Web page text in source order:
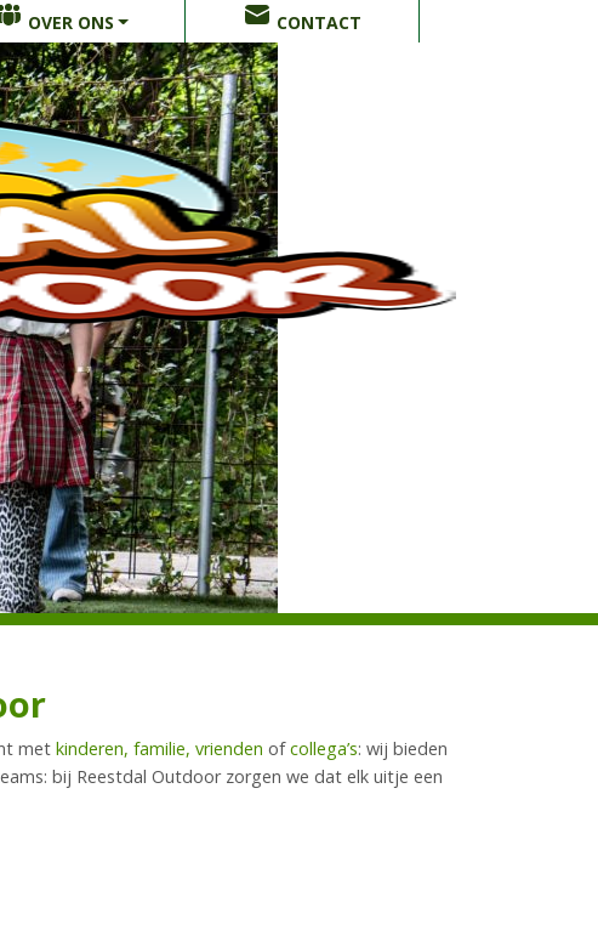
OVER ONS CONTACT
met kinderen, familie, vrienden ofcollega’s: wij bieden
bij Reestdal Outdoor zorgen we dat elk uitje een